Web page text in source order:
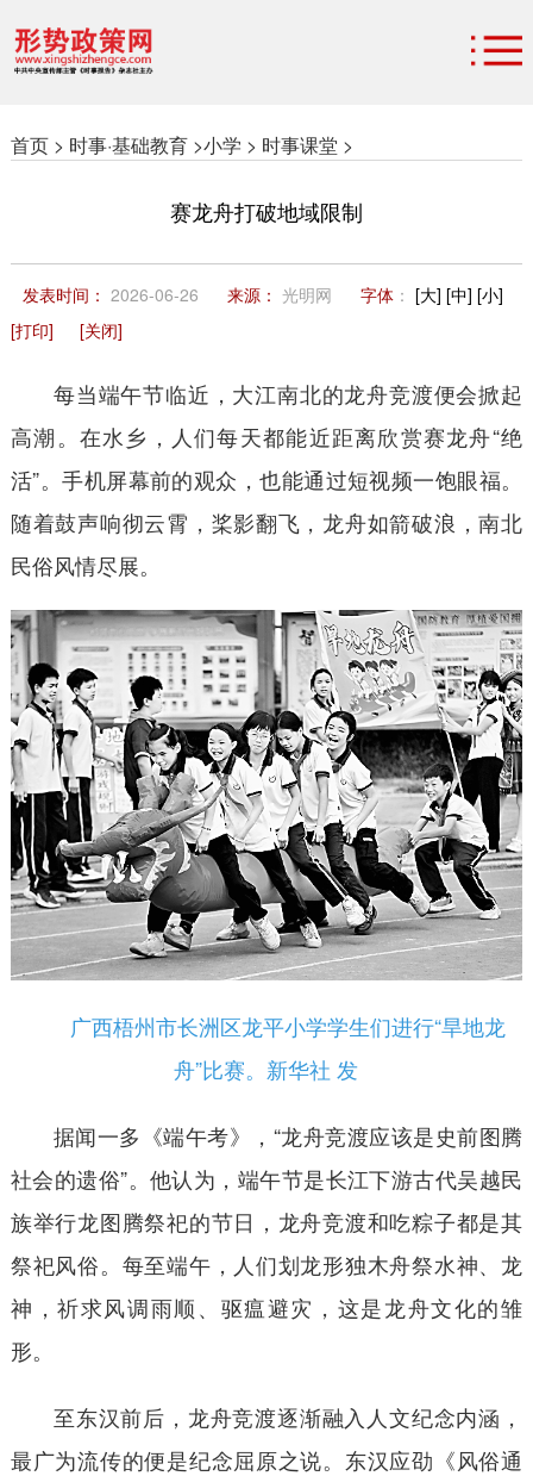
首页 > 时事·基础教育 >小学 > 时事课堂 >
赛龙舟打破地域限制
发表时间： 2026-06-26 来源： 光明网 字体： [大] [中] [小]
[打印]
[关闭]
每当端午节临近，大江南北的龙舟竞渡便会掀起
高潮。在水乡，人们每天都能近距离欣赏赛龙舟“绝
活”。手机屏幕前的观众，也能通过短视频一饱眼福。
随着鼓声响彻云霄，桨影翻飞，龙舟如箭破浪，南北
民俗风情尽展。
广西梧州市长洲区龙平小学学生们进行“旱地龙
舟”比赛。新华社 发
据闻一多《端午考》，“龙舟竞渡应该是史前图腾
社会的遗俗”。他认为，端午节是长江下游古代吴越民
族举行龙图腾祭祀的节日，龙舟竞渡和吃粽子都是其
祭祀风俗。每至端午，人们划龙形独木舟祭水神、龙
神，祈求风调雨顺、驱瘟避灾，这是龙舟文化的雏
形。
至东汉前后，龙舟竞渡逐渐融入人文纪念内涵，
最广为流传的便是纪念屈原之说。东汉应劭《风俗通